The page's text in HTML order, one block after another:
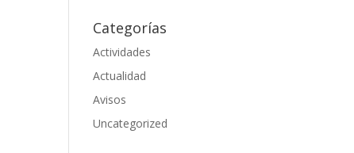
Categorías
Actividades
Actualidad
Avisos
Uncategorized